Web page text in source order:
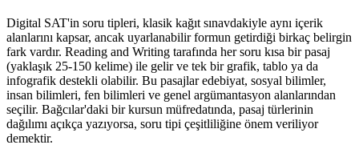
Digital SAT'in soru tipleri, klasik kağıt sınavdakiyle aynı içerik
alanlarını kapsar, ancak uyarlanabilir formun getirdiği birkaç belirgin
fark vardır. Reading and Writing tarafında her soru kısa bir pasaj
(yaklaşık 25-150 kelime) ile gelir ve tek bir grafik, tablo ya da
infografik destekli olabilir. Bu pasajlar edebiyat, sosyal bilimler,
insan bilimleri, fen bilimleri ve genel argümantasyon alanlarından
seçilir. Bağcılar'daki bir kursun müfredatında, pasaj türlerinin
dağılımı açıkça yazıyorsa, soru tipi çeşitliliğine önem veriliyor
demektir.